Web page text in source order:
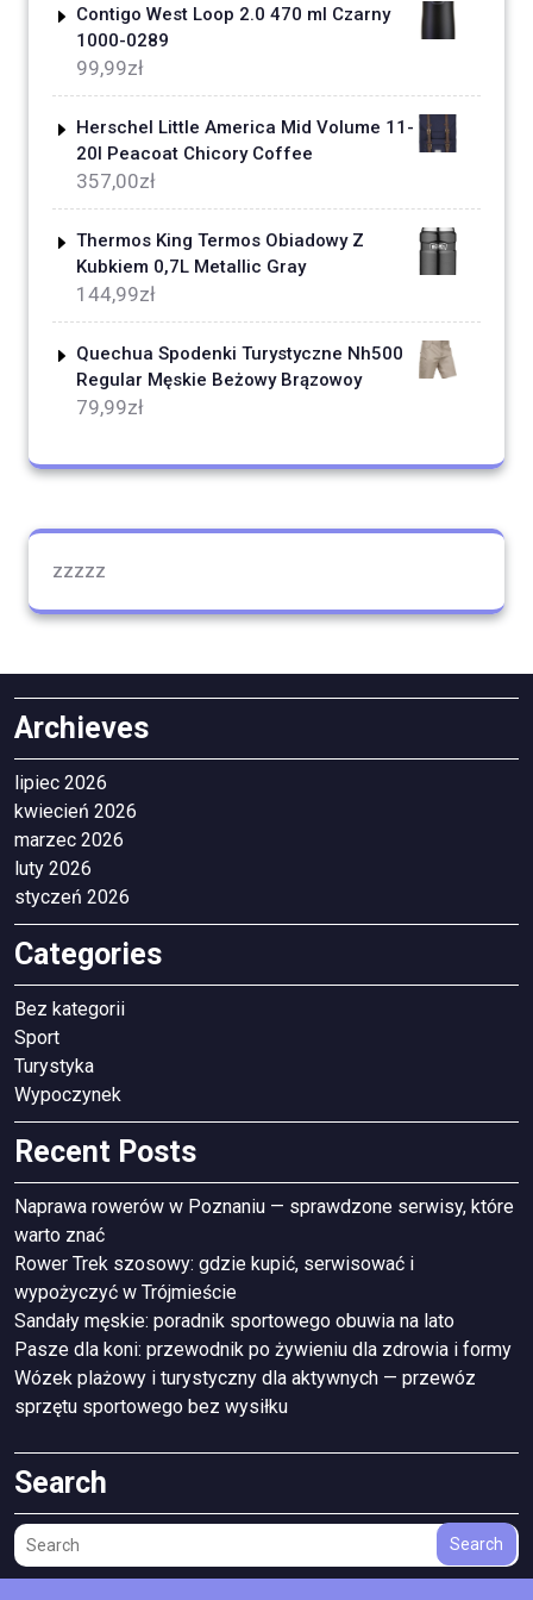
Contigo West Loop 2.0 470 ml Czarny
1000-0289
99,99zł
Herschel Little America Mid Volume 11-
20l Peacoat Chicory Coffee
357,00zł
Thermos King Termos Obiadowy Z
Kubkiem 0,7L Metallic Gray
144,99zł
Quechua Spodenki Turystyczne Nh500
Regular Męskie Beżowy Brązowoy
79,99zł
zzzzz
Archieves
lipiec 2026
kwiecień 2026
marzec 2026
luty 2026
styczeń 2026
Categories
Bez kategorii
Sport
Turystyka
Wypoczynek
Recent Posts
Naprawa rowerów w Poznaniu — sprawdzone serwisy, które
warto znać
Rower Trek szosowy: gdzie kupić, serwisować i
wypożyczyć w Trójmieście
Sandały męskie: poradnik sportowego obuwia na lato
Pasze dla koni: przewodnik po żywieniu dla zdrowia i formy
Wózek plażowy i turystyczny dla aktywnych — przewóz
sprzętu sportowego bez wysiłku
Search
Search